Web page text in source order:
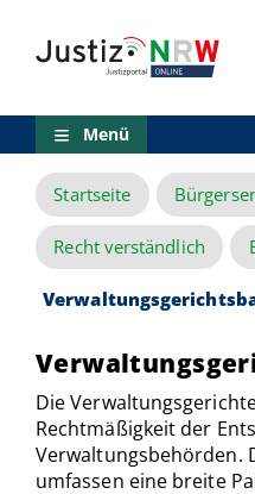
Inhalt
(Sprungmarken)
Menü
Zur
Suche
Zur
NRW-
Entscheidungssuche
Zur
Hauptnavigation
Inhalt
Zu
ausgewählten
Links
zu
einzelnen
Menü
Startseite
Recht verständlich
Die
Rechtmäßigkeit der
Verwaltungsbehörden.
umfassen eine breite